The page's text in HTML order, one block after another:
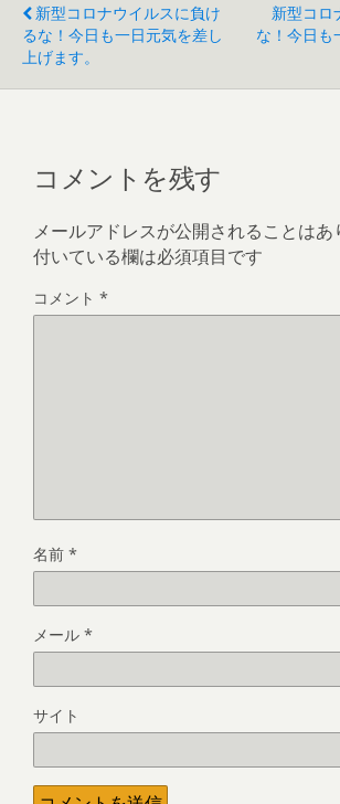
新型コロナウイルスに負け
るな！今日も一日元気を差し
上げます。
新型コロ
な！今日も
コメントを残す
メールアドレスが公開されることはあ
付いている欄は必須項目です
コメント *
名前 *
メール *
サイト